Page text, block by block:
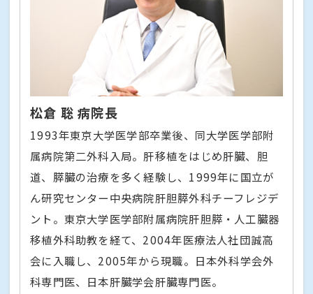
松倉 聡 病院長
1993年東京大学医学部卒業後、同大学医学部附
属病院第二外科入局。肝移植をはじめ肝臓、胆
道、膵臓の治療を多く経験し、1999年に国立が
ん研究センター中央病院肝胆膵外科チーフレジデ
ント。東京大学医学部附属病院肝胆膵・人工臓器
移植外科助教を経て、2004年医療法人社団誠高
会に入職し、2005年から現職。日本外科学会外
科専門医、日本肝臓学会肝臓専門医。